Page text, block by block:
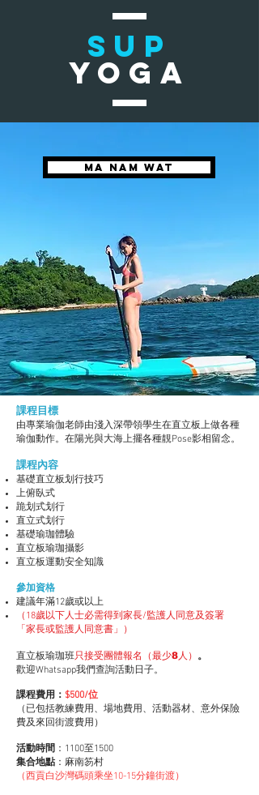
SUP
YOGA
MA NAM WAT
課程目標
由專業瑜伽老師由淺入深帶領學生在直立板上做各種
瑜伽動作。在陽光與大海上擺各種靚Pose影相留念。
課程內容​
基礎直立板划行技巧
上俯臥式
跪划式划行
直立式划行
基礎瑜珈體驗
直立板瑜珈攝影
直立板運動安全知識
參加資格
建議年滿12歲或以上
（18歲以下人士必需得到家長/監護人同意及簽署
「家長或監護人同意書」
）
直立板瑜珈班只接受 團體報名（最少8人） 。
歡迎Whatsapp我們查詢​活動日子。
課程費用： $500/位
（已包括教練費用、場地費用、活動器材、意外保險
費及來回街渡費用 ）
活動時間 ：1100至1500
集合地點 ：麻南笏村
（西貢白沙灣碼頭乘坐10-15分鐘街渡）